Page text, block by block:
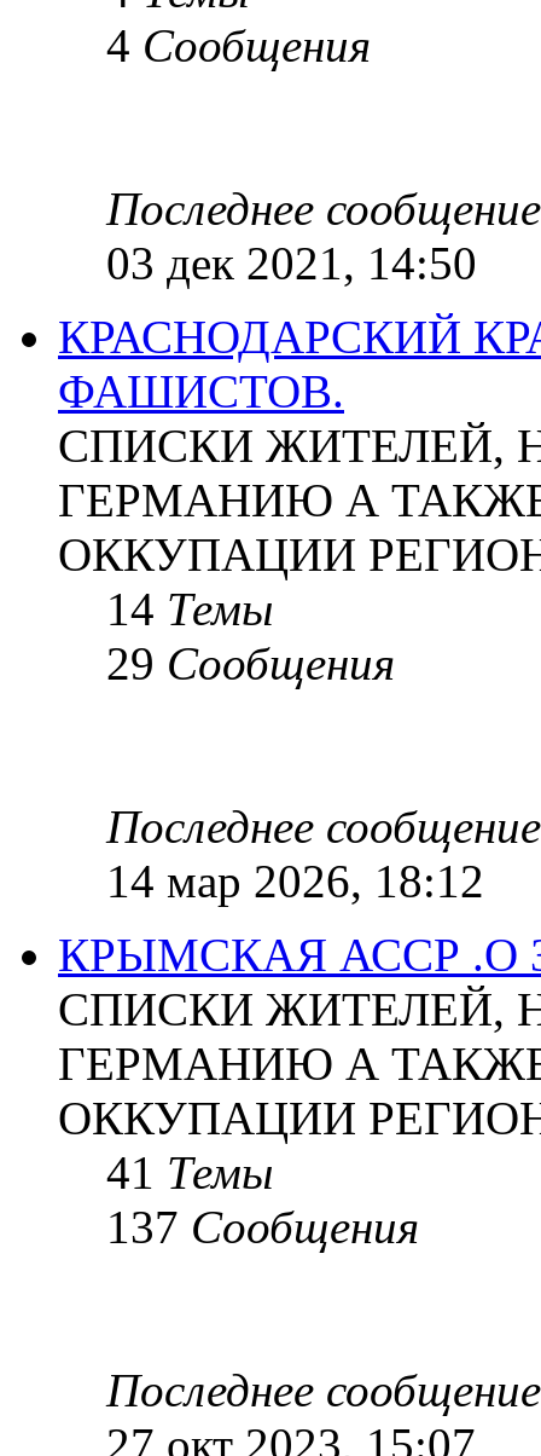
4 Сообщения
Последнее сообщение
03 дек 2021, 14:50
КРАСНОДАРСКИЙ
ФАШИСТОВ.
СПИСКИ ЖИТЕЛЕЙ,
ГЕРМАНИЮ А
ОККУПАЦИИ
14 Темы
29 Сообщения
Последнее сообщение
14 мар 2026, 18:12
КРЫМСКАЯ АССР .О
СПИСКИ ЖИТЕЛЕЙ,
ГЕРМАНИЮ А
ОККУПАЦИИ
41 Темы
137 Сообщения
Последнее сообщение
27 окт 2023, 15:07